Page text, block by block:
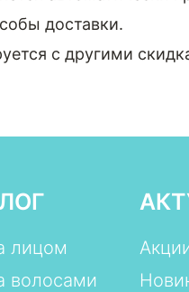
доставки.
с другими
лицом
волосами